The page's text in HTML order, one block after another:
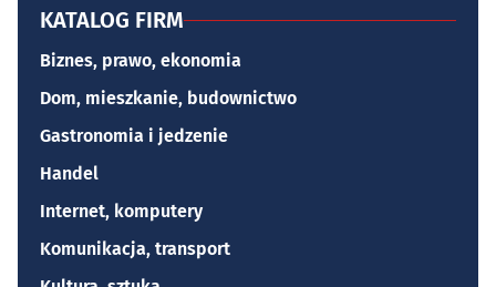
KATALOG FIRM
Biznes, prawo, ekonomia
Dom, mieszkanie, budownictwo
Gastronomia i jedzenie
Handel
Internet, komputery
Komunikacja, transport